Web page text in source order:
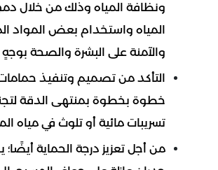
ونظافة المياه وذلك من خلال
المياه واستخدام بعض المواد
والآمنة على البشرة والصحة
التأكد من تصميم وتنفيذ
خطوة بخطوة بمنتهى الدقة
تسريبات مائية أو تلوث في مياه
من أجل تعزيز درجة الحماية